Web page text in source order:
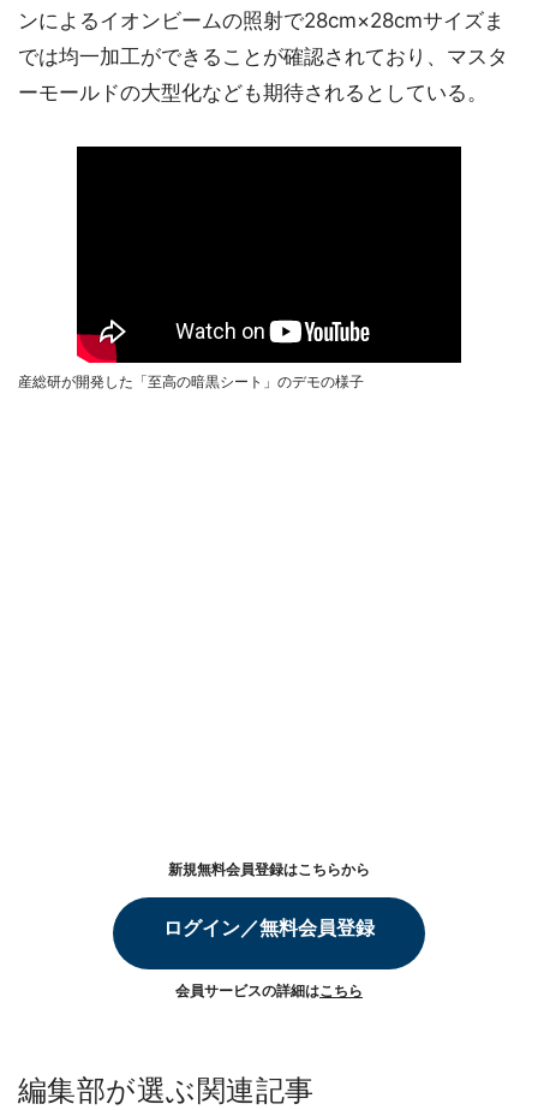
ンによるイオンビームの照射で28cm×28cmサイズま
では均一加工ができることが確認されており、マスタ
ーモールドの大型化なども期待されるとしている。
産総研が開発した「至高の暗黒シート」のデモの様子
新規無料会員登録はこちらから
ログイン／無料会員登録
会員サービスの詳細はこちら
編集部が選ぶ関連記事